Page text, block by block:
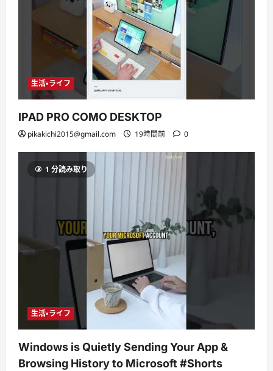
生活・ライフ
IPAD PRO COMO DESKTOP
pikakichi2015@gmail.com 19時間前 0
1 分読み取り
生活・ライフ
Windows is Quietly Sending Your App &
Browsing History to Microsoft #Shorts